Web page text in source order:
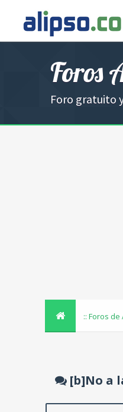
Foros
Foro gratuito
:: Foros de
[b]No a